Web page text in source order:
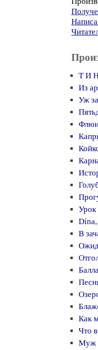
Т И
Из
Уж
В
Как
Что
Муж